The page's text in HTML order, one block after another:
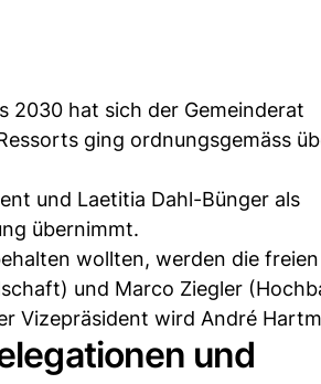
2030 hat sich der Gemeinderat
ging ordnungsgemäss
und Laetitia Dahl-Bünger als
übernimmt.
wollten, werden die
und Marco Ziegler
Vizepräsident wird André
und